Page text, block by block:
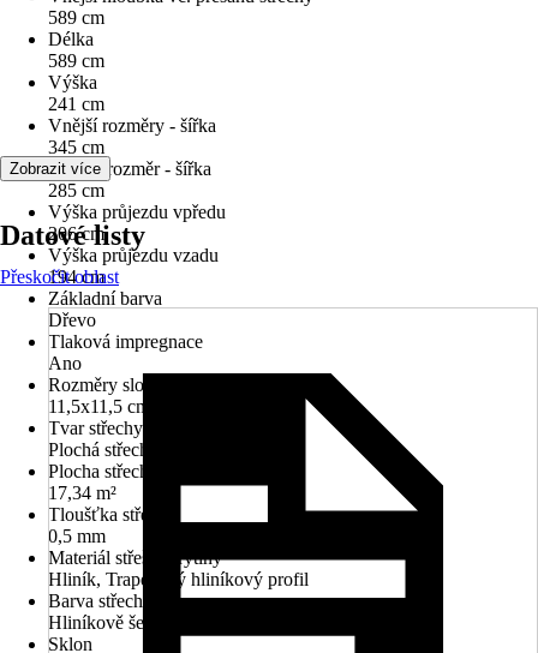
589 cm
Délka
589 cm
Výška
241 cm
Vnější rozměry - šířka
345 cm
Vnitřní rozměr - šířka
285 cm
Výška průjezdu vpředu
206 cm
Výška průjezdu vzadu
194 cm
Základní barva
Dřevo
Tlaková impregnace
Ano
Rozměry sloupů/sloupků
11,5x11,5 cm
Tvar střechy
Plochá střecha
Plocha střechy
17,34 m²
Tloušťka střechy
0,5 mm
Materiál střešní krytiny
Hliník, Trapézový hliníkový profil
Barva střechy
Hliníkově šedá
Sklon
Zobrazit více
Datové listy
Přeskočit oblast